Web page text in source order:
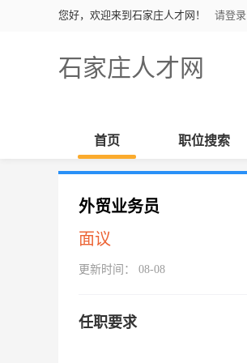
您好，欢迎来到石家庄人才网！ 请登录
石家庄人才网
首页 职位搜索
外贸业务员
面议
更新时间： 08-08
任职要求